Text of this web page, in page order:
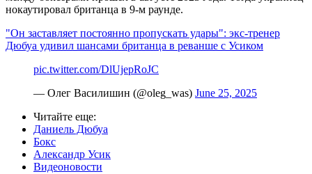
нокаутировал британца в 9-м раунде.
"Он заставляет постоянно пропускать удары": экс-тренер
Дюбуа удивил шансами британца в реванше с Усиком
pic.twitter.com/DlUjepRoJC
— Олег Василишин (@oleg_was) June 25, 2025
Читайте еще:
Даниель Дюбуа
Бокс
Александр Усик
Видеоновости